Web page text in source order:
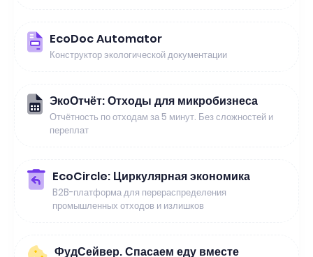
EcoDoc Automator
Конструктор экологической документации
ЭкоОтчёт: Отходы для микробизнеса
Отчётность по отходам за 5 минут. Без сложностей и
переплат
EcoCircle: Циркулярная экономика
B2B-платформа для перераспределения
промышленных отходов и излишков
ФудСейвер. Спасаем еду вместе